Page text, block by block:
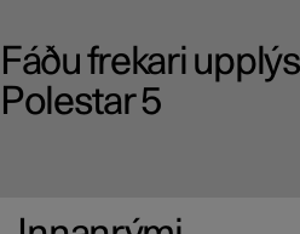
Fáðu frekari
Polestar 5